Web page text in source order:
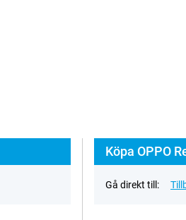
Köpa OPPO
Gå direkt till: